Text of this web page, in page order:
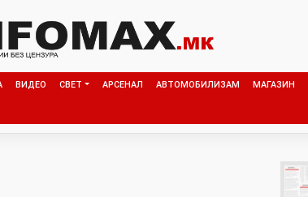
ВИДЕО СВЕТ АРСЕНАЛ АВТОМОБИЛИЗАМ МАГАЗИН